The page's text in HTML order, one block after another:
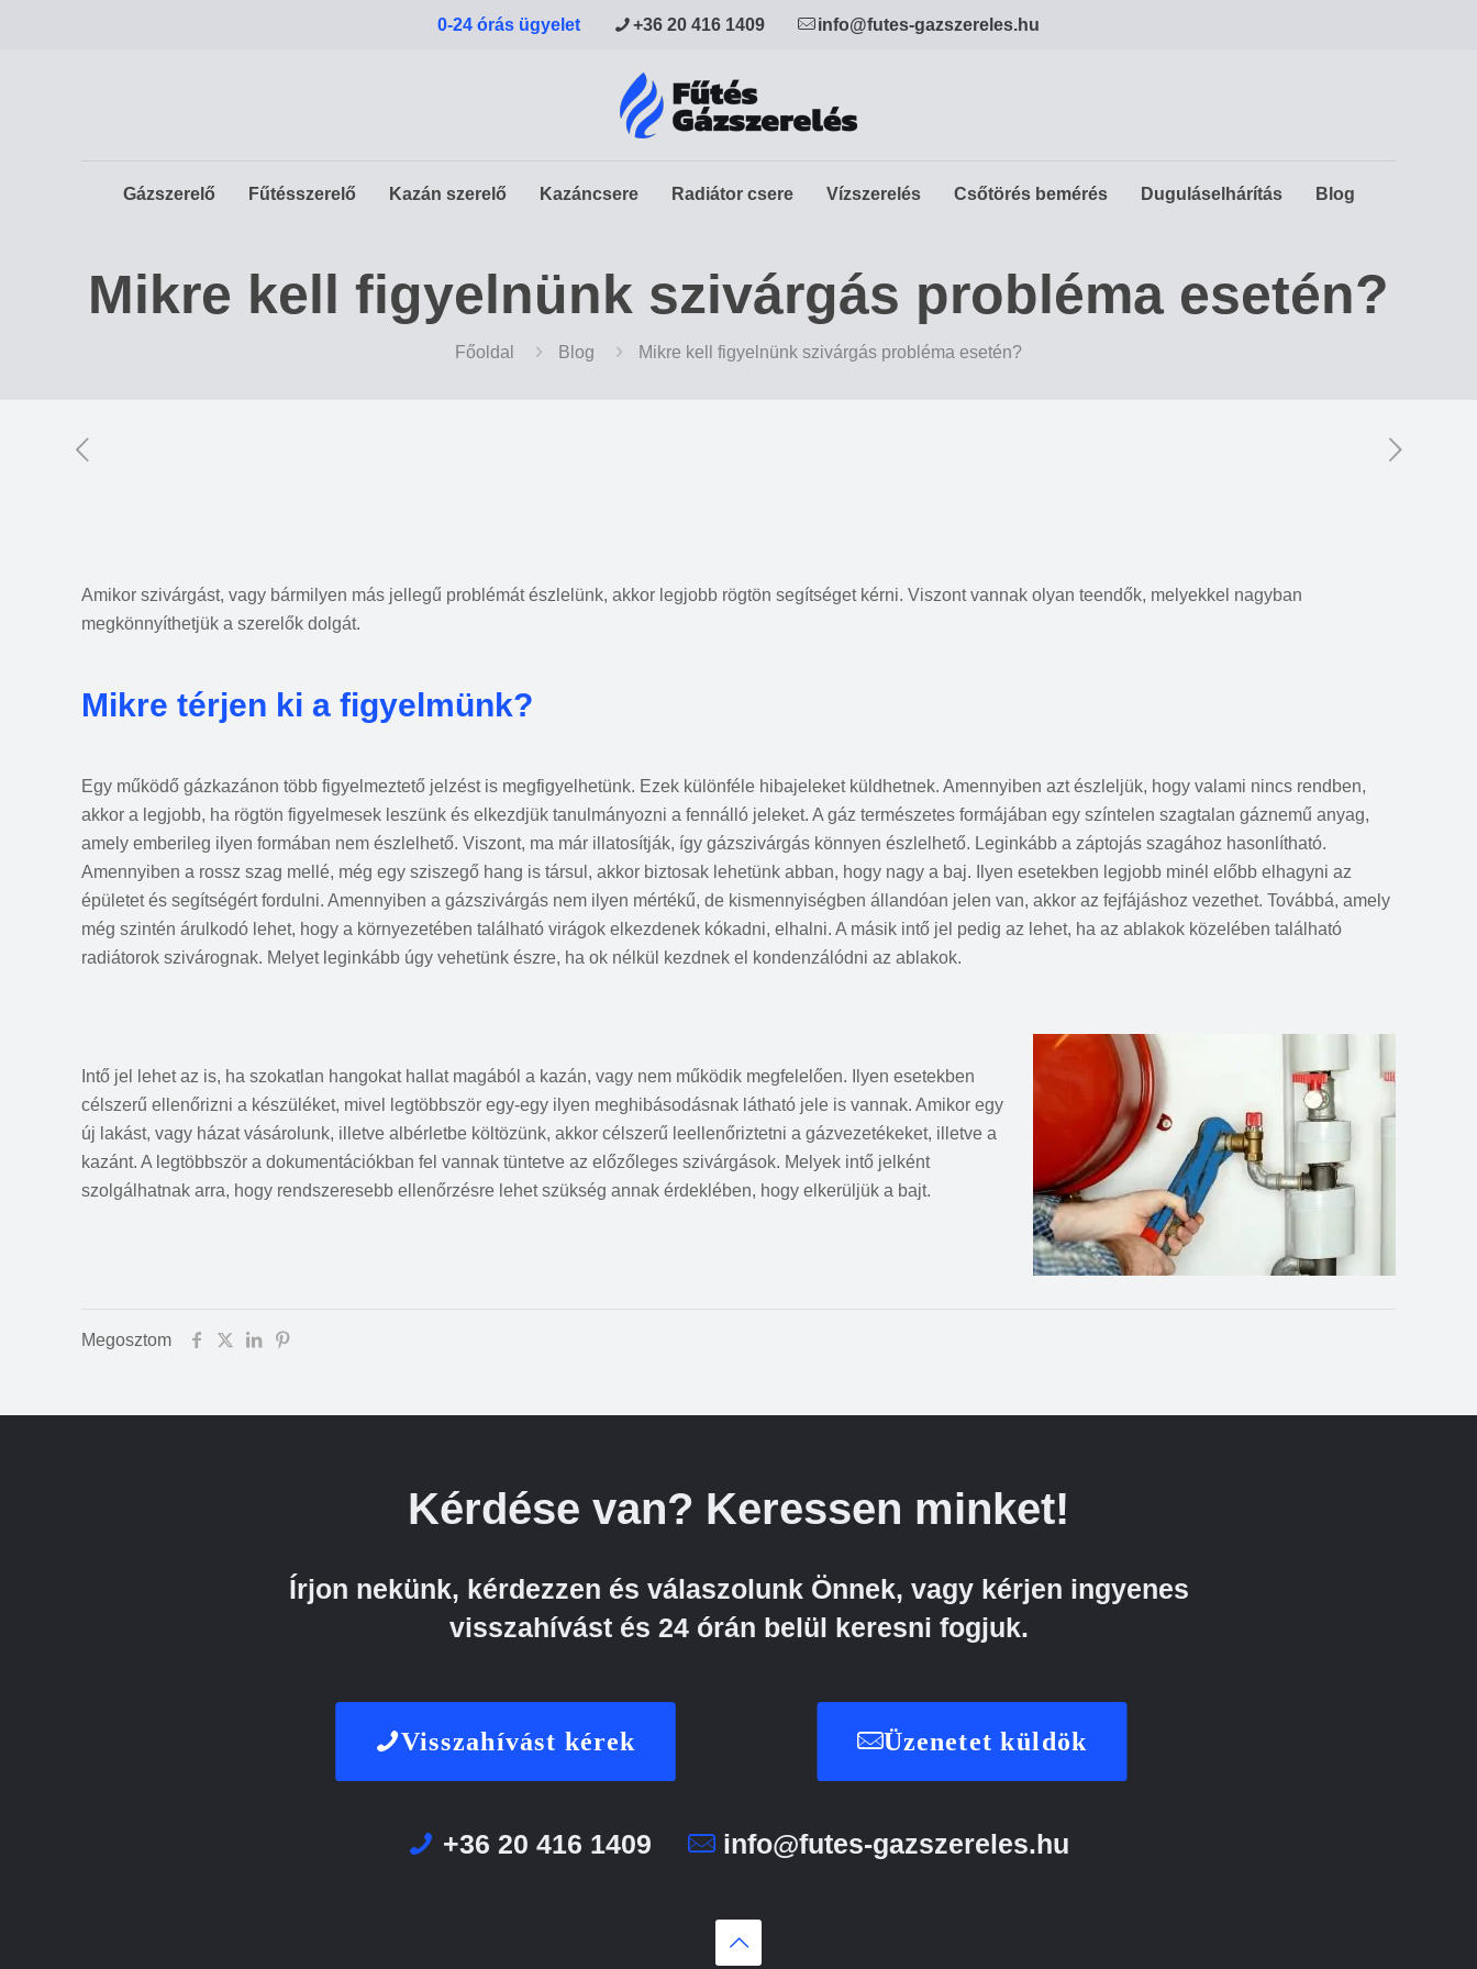
0-24 órás ügyelet +36 20 416 1409 info@futes-gazszereles.hu
Gázszerelő Fűtésszerelő Kazán szerelő Kazáncsere Radiátor csere Vízszerelés Csőtörés bemérés Duguláselhárítás Blog
Mikre kell figyelnünk szivárgás probléma esetén?
Főoldal Blog Mikre kell figyelnünk szivárgás probléma esetén?
Amikor szivárgást, vagy bármilyen más jellegű problémát észlelünk, akkor legjobb rögtön segítséget kérni. Viszont vannak olyan teendők, melyekkel nagyban
megkönnyíthetjük a szerelők dolgát.
Mikre térjen ki a figyelmünk?
Egy működő gázkazánon több figyelmeztető jelzést is megfigyelhetünk. Ezek különféle hibajeleket küldhetnek. Amennyiben azt észleljük, hogy valami nincs rendben,
akkor a legjobb, ha rögtön figyelmesek leszünk és elkezdjük tanulmányozni a fennálló jeleket. A gáz természetes formájában egy színtelen szagtalan gáznemű anyag,
amely emberileg ilyen formában nem észlelhető. Viszont, ma már illatosítják, így gázszivárgás könnyen észlelhető. Leginkább a záptojás szagához hasonlítható.
Amennyiben a rossz szag mellé, még egy sziszegő hang is társul, akkor biztosak lehetünk abban, hogy nagy a baj. Ilyen esetekben legjobb minél előbb elhagyni az
épületet és segítségért fordulni. Amennyiben a gázszivárgás nem ilyen mértékű, de kismennyiségben állandóan jelen van, akkor az fejfájáshoz vezethet. Továbbá, amely
még szintén árulkodó lehet, hogy a környezetében található virágok elkezdenek kókadni, elhalni. A másik intő jel pedig az lehet, ha az ablakok közelében található
radiátorok szivárognak. Melyet leginkább úgy vehetünk észre, ha ok nélkül kezdnek el kondenzálódni az ablakok.
Intő jel lehet az is, ha szokatlan hangokat hallat magából a kazán, vagy nem működik megfelelően. Ilyen esetekben
célszerű ellenőrizni a készüléket, mivel legtöbbször egy-egy ilyen meghibásodásnak látható jele is vannak. Amikor egy
új lakást, vagy házat vásárolunk, illetve albérletbe költözünk, akkor célszerű leellenőriztetni a gázvezetékeket, illetve a
kazánt. A legtöbbször a dokumentációkban fel vannak tüntetve az előzőleges szivárgások. Melyek intő jelként
szolgálhatnak arra, hogy rendszeresebb ellenőrzésre lehet szükség annak érdeklében, hogy elkerüljük a bajt.
Megosztom
Kérdése van? Keressen minket!
Írjon nekünk, kérdezzen és válaszolunk Önnek, vagy kérjen ingyenes
visszahívást és 24 órán belül keresni fogjuk.
Visszahívást kérek Üzenetet küldök
+36 20 416 1409 info@futes-gazszereles.hu